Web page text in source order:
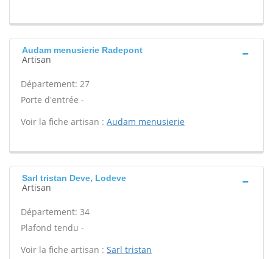
Audam menusierie Radepont
Artisan
Département: 27
Porte d'entrée -
Voir la fiche artisan : Audam menusierie
Sarl tristan Deve, Lodeve
Artisan
Département: 34
Plafond tendu -
Voir la fiche artisan : Sarl tristan